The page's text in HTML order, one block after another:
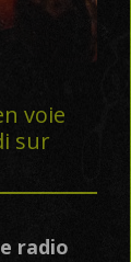
voie
sur
radio